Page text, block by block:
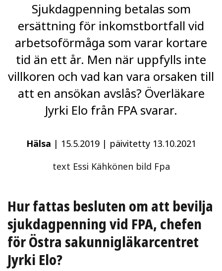
Sjukdagpenning betalas som
ersättning för inkomstbortfall vid
arbetsoförmåga som varar kortare
tid än ett år. Men när uppfylls inte
villkoren och vad kan vara orsaken till
att en ansökan avslås? Överläkare
Jyrki Elo från FPA svarar.
Hälsa | 15.5.2019| päivitetty 13.10.2021
text Essi Kähkönen bild Fpa
Hur fattas besluten om att bevilja
sjukdagpenning vid FPA, chefen
för Östra sakunnigläkarcentret
Jyrki Elo?